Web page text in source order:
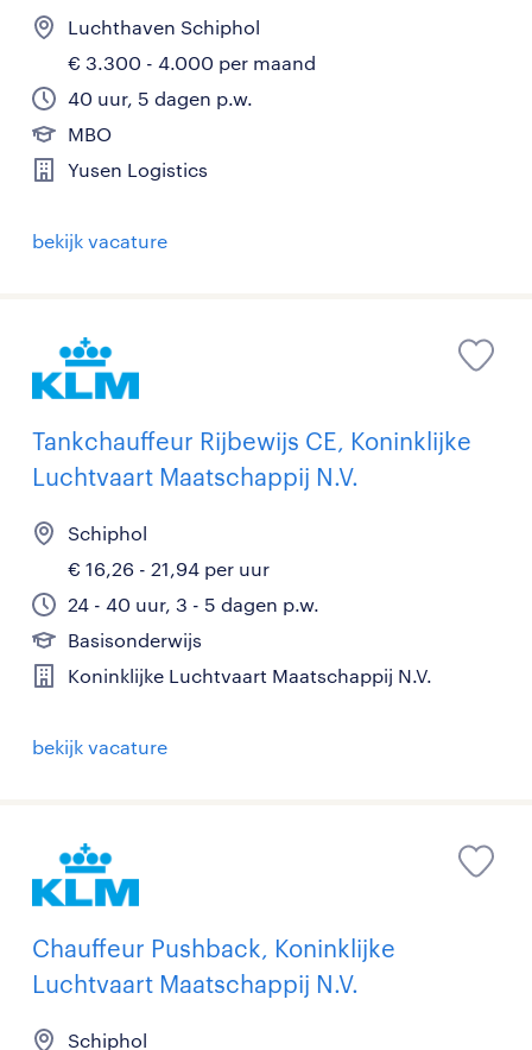
Luchthaven Schiphol
€ 3.300 - 4.000 per maand
40 uur, 5 dagen p.w.
MBO
Yusen Logistics
bekijk vacature
Tankchauffeur Rijbewijs CE, Koninklijke
Luchtvaart Maatschappij N.V.
Schiphol
€ 16,26 - 21,94 per uur
24 - 40 uur, 3 - 5 dagen p.w.
Basisonderwijs
Koninklijke Luchtvaart Maatschappij N.V.
bekijk vacature
Chauffeur Pushback, Koninklijke
Luchtvaart Maatschappij N.V.
Schiphol